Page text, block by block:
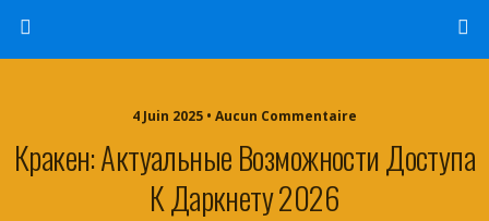
4 Juin 2025 • Aucun Commentaire
Кракен: Актуальные Возможности Доступа
К Даркнету 2026